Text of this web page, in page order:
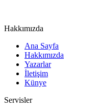
Hakkımızda
Ana Sayfa
Hakkımızda
Yazarlar
İletişim
Künye
Servisler